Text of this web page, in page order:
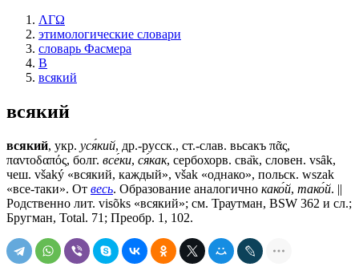
ΛΓΩ
этимологические словари
словарь Фасмера
В
всякий
всякий
всякий, укр. уся́кий, др.-русск., ст.-слав. вьсакъ πᾶς,
παντοδαπός, болг. все́ки, ся́как, сербохорв. сва̏к, словен. vsȃk,
чеш. všaký «всякий, каждый», však «однако», польск. wszak
«все-таки». От весь. Образование аналогично како́й, тако́й. ||
Родственно лит. visõks «всякий»; см. Траутман, BSW 362 и сл.;
Бругман, Total. 71; Преобр. 1, 102.